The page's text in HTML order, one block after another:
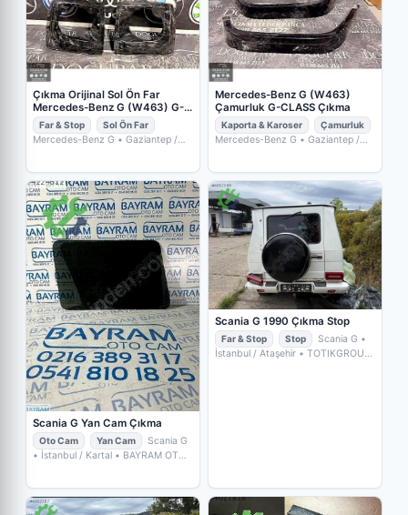
Çıkma Orijinal Sol Ön Far
Mercedes-Benz G (W463) G-
CLASS
Far & Stop Sol Ön Far
Mercedes-Benz G • Gaziantep /
Mercedes-Benz G (W463)
Çamurluk G-CLASS Çıkma
Kaporta & Karoser Çamurluk
Mercedes-Benz G • Gaziantep /
Scania G Yan Cam Çıkma
Oto Cam Yan Cam
Scania G
• İstanbul / Kartal • BAYRAM OTO
Scania G 1990 Çıkma Stop
Far & Stop Stop Scania G •
İstanbul / Ataşehir • TOTIKGROUP